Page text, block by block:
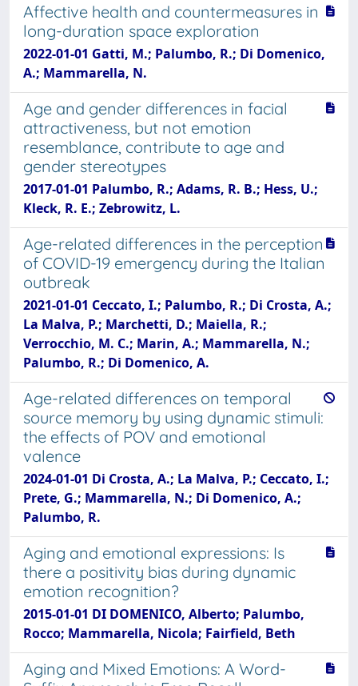
Affective health and countermeasures in
long-duration space exploration
2022-01-01 Gatti, M.; Palumbo, R.; Di Domenico,
A.; Mammarella, N.
Age and gender differences in facial
attractiveness, but not emotion
resemblance, contribute to age and
gender stereotypes
2017-01-01 Palumbo, R.; Adams, R. B.; Hess, U.;
Kleck, R. E.; Zebrowitz, L.
Age-related differences in the perception
of COVID-19 emergency during the Italian
outbreak
2021-01-01 Ceccato, I.; Palumbo, R.; Di Crosta, A.;
La Malva, P.; Marchetti, D.; Maiella, R.;
Verrocchio, M. C.; Marin, A.; Mammarella, N.;
Palumbo, R.; Di Domenico, A.
Age-related differences on temporal
source memory by using dynamic stimuli:
the effects of POV and emotional
valence
2024-01-01 Di Crosta, A.; La Malva, P.; Ceccato, I.;
Prete, G.; Mammarella, N.; Di Domenico, A.;
Palumbo, R.
Aging and emotional expressions: Is
there a positivity bias during dynamic
emotion recognition?
2015-01-01 DI DOMENICO, Alberto; Palumbo,
Rocco; Mammarella, Nicola; Fairfield, Beth
Aging and Mixed Emotions: A Word-